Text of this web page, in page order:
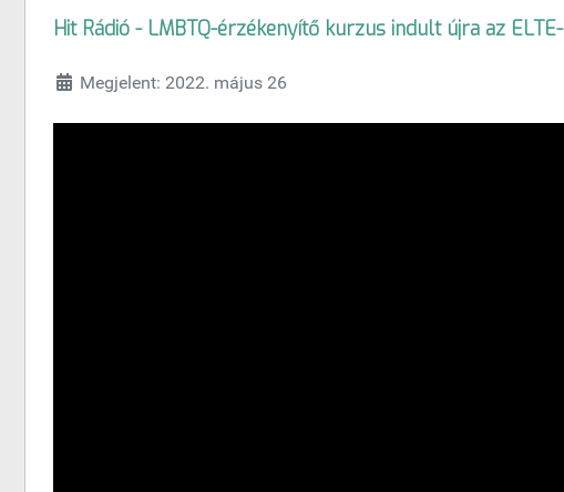
Hit Rádió - LMBTQ-érzékenyítő kurzus indult újra az
Megjelent: 2022. május 26